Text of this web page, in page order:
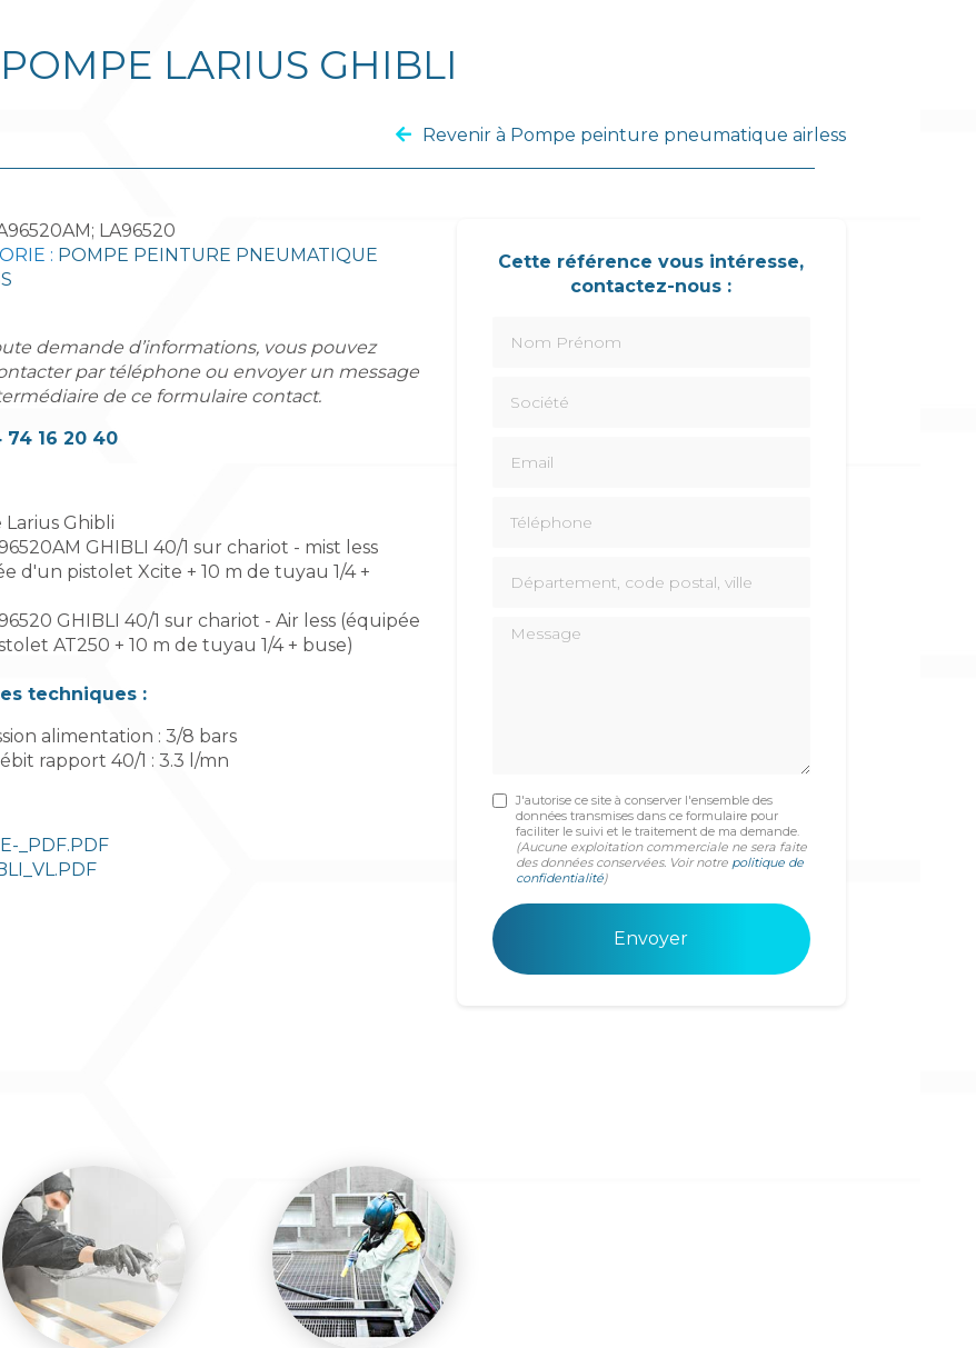
POMPE LARIUS GHIBLI
Revenir à Pompe peinture pneumatique airless
LA96520
: POMPE PEINTURE PNEUMATIQUE
demande d’informations, vous pouvez
par téléphone ou envoyer un message
de ce formulaire contact.
74 16 20 40
Larius Ghibli
GHIBLI 40/1 sur chariot - mist less
d'un pistolet Xcite + 10 m de tuyau 1/4 +
GHIBLI 40/1 sur chariot - Air less (équipée
AT250 + 10 m de tuyau 1/4 + buse)
techniques :
alimentation : 3/8 bars
rapport 40/1 : 3.3 l/mn
_PDF.PDF
Cette référence vous intéresse,
contactez-nous :
Message
J'autorise ce site à conserver l'ensemble des
données transmises dans ce formulaire pour
faciliter le suivi et le traitement de ma demande.
(Aucune exploitation commerciale ne sera faite
des données conservées. Voir notre politique de
confidentialité)